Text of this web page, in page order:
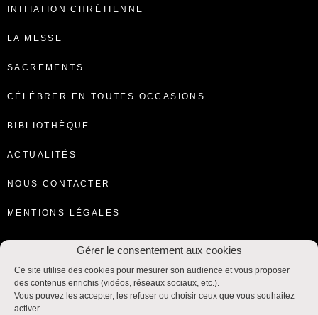
Gérer le consentement aux cookies
Ce site utilise des cookies pour mesurer son audience et vous proposer
des contenus enrichis (vidéos, réseaux sociaux, etc.).
Vous pouvez les accepter, les refuser ou choisir ceux que vous souhaitez
activer.
INITIATION CHRÉTIENNE
LA MESSE
SACREMENTS
CÉLÉBRER EN TOUTES OCCASIONS
BIBLIOTHÈQUE
ACTUALITÉS
NOUS CONTACTER
MENTIONS LÉGALES